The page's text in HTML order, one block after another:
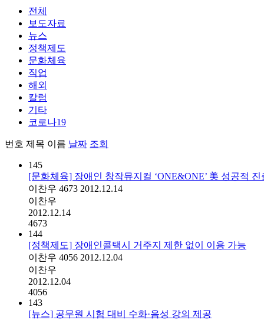
전체
보도자료
뉴스
정책제도
문화체육
직업
해외
칼럼
기타
코로나19
번호 제목 이름 날짜 조회
145
[문화체육] 장애인 창작뮤지컬 ‘ONE&ONE’ 美 성공적 진
이찬우 4673 2012.12.14
이찬우
2012.12.14
4673
144
[정책제도] 장애인콜택시 거주지 제한 없이 이용 가능
이찬우 4056 2012.12.04
이찬우
2012.12.04
4056
143
[뉴스] 공무원 시험 대비 수화·음성 강의 제공